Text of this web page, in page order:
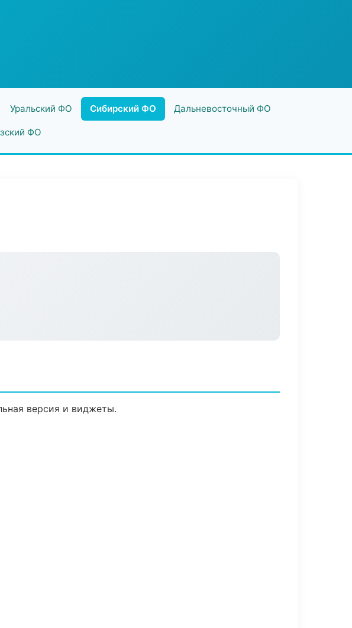
Уральский ФО Сибирский ФО Дальневосточный ФО
ФО
версия и виджеты.